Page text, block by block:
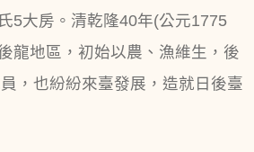
5大房。清乾隆40年(公元1775
龍地區，初始以農、漁維生，後
，也紛紛來臺發展，造就日後臺